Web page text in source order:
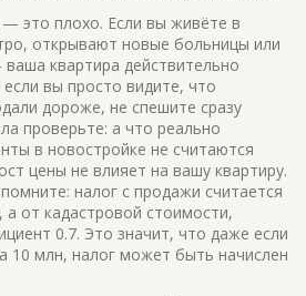
это плохо. Если вы живёте в
открывают новые больницы или
квартира действительно
вы просто видите, что
дороже, не спешите сразу
проверьте: а что реально
в новостройке не считаются
цены не влияет на вашу квартиру.
налог с продажи считается
от кадастровой стоимости,
0.7. Это значит, что даже если
10 млн, налог может быть начислен